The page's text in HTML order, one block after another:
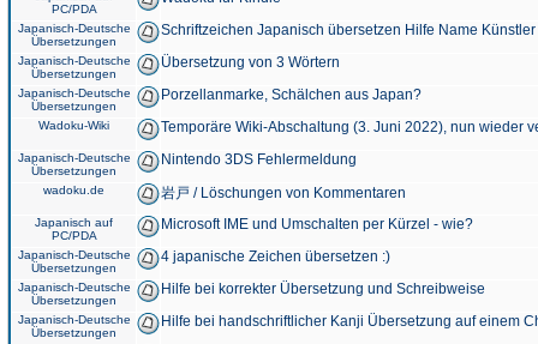
PC/PDA
Japanisch-Deutsche
Übersetzungen
Schriftzeichen Japanisch übersetzen Hilfe Name
Japanisch-Deutsche
Übersetzungen
Übersetzung von 3 Wörtern
Japanisch-Deutsche
Übersetzungen
Porzellanmarke, Schälchen aus Japan?
Wadoku-Wiki Temporäre Wiki-Abschaltung (3. Juni 2022), nun wieder
Japanisch-Deutsche
Übersetzungen
Nintendo 3DS Fehlermeldung
wadoku.de 岩戸 / Löschungen von Kommentaren
Japanisch auf
PC/PDA
Microsoft IME und Umschalten per Kürzel - wie?
Japanisch-Deutsche
Übersetzungen
4 japanische Zeichen übersetzen :)
Japanisch-Deutsche
Übersetzungen
Hilfe bei korrekter Übersetzung und Schreibweise
Japanisch-Deutsche
Übersetzungen
Hilfe bei handschriftlicher Kanji Übersetzung auf einem